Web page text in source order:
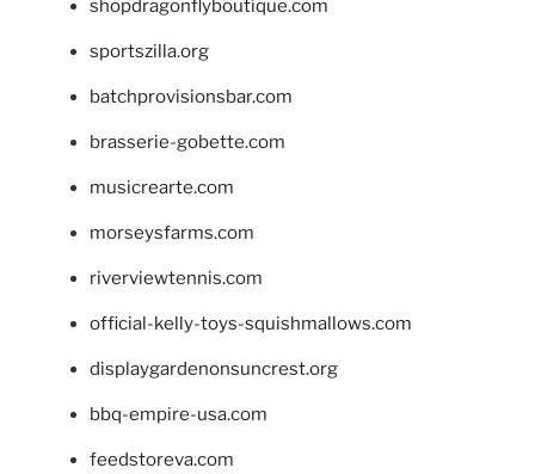
shopdragonflyboutique.com
sportszilla.org
batchprovisionsbar.com
brasserie-gobette.com
musicrearte.com
morseysfarms.com
riverviewtennis.com
official-kelly-toys-squishmallows.com
displaygardenonsuncrest.org
bbq-empire-usa.com
feedstoreva.com